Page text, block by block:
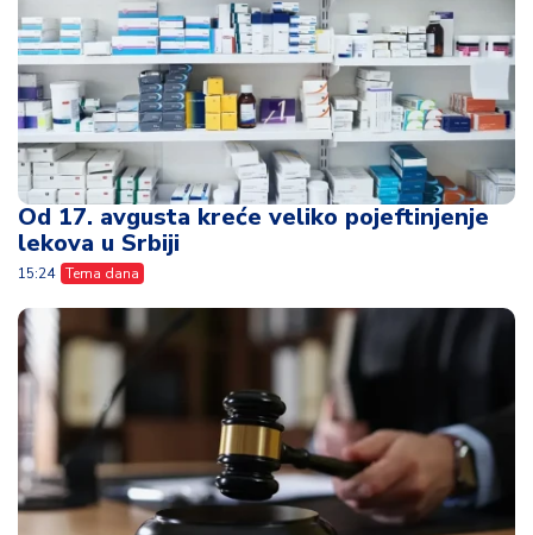
Od 17. avgusta kreće veliko pojeftinjenje
lekova u Srbiji
15:24 Tema dana